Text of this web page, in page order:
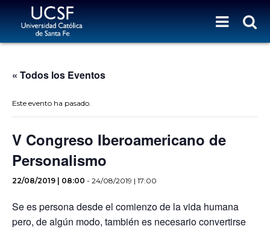
« Todos los Eventos
Este evento ha pasado.
V Congreso Iberoamericano de
Personalismo
22/08/2019 | 08:00 - 24/08/2019 | 17:00
Se es persona desde el comienzo de la vida humana
pero, de algún modo, también es necesario convertirse